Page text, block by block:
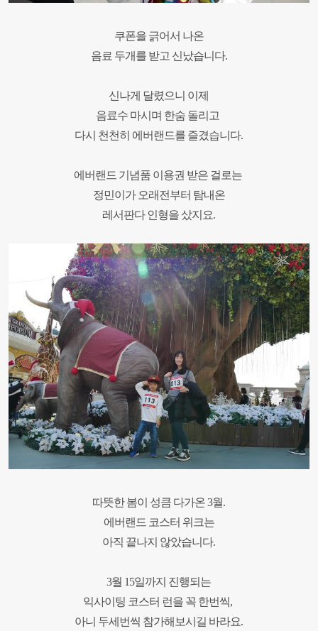
쿠폰을 긁어서 나온
음료 두개를 받고 신났습니다.
신나게 달렸으니 이제
음료수 마시며 한숨 돌리고
다시 천천히 에버랜드를 즐겼습니다.
에버랜드 기념품 이용권 받은 걸로는
정민이가 오래전부터 탐내온
레서판다 인형을 샀지요.
따뜻한 봄이 성큼 다가온3월.
에버랜드 코스터 위크는
아직 끝나지 않았습니다.
3월 15일까지 진행되는
익사이팅 코스터 런을 꼭 한번씩,
아니 두세번씩 참가해보시길 바라요.